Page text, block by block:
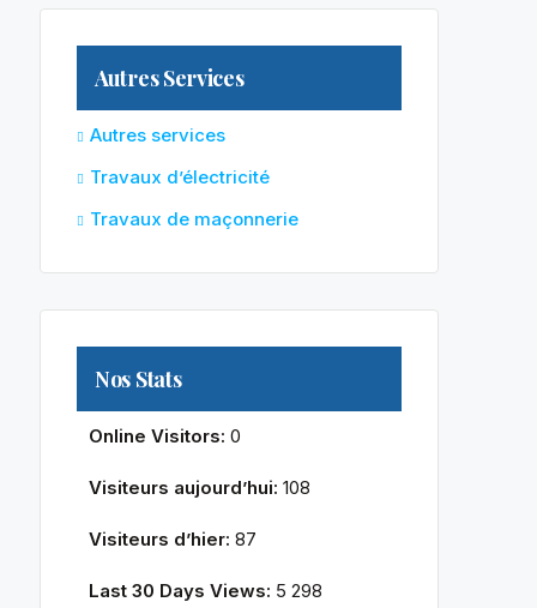
Autres Services
Autres services
Travaux d’électricité
Travaux de maçonnerie
Nos Stats
Online Visitors: 0
Visiteurs aujourd’hui: 108
Visiteurs d’hier: 87
Last 30 Days Views: 5 298